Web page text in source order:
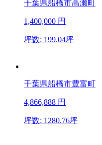
千葉県船橋市高瀬町
1,400,000 円
坪数: 199.04坪
千葉県船橋市豊富町
4,866,888 円
坪数: 1280.76坪